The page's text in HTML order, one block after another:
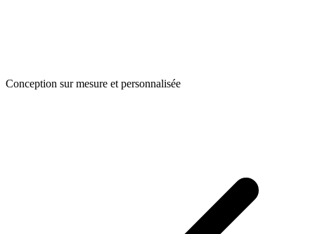
Conception sur mesure et personnalisée